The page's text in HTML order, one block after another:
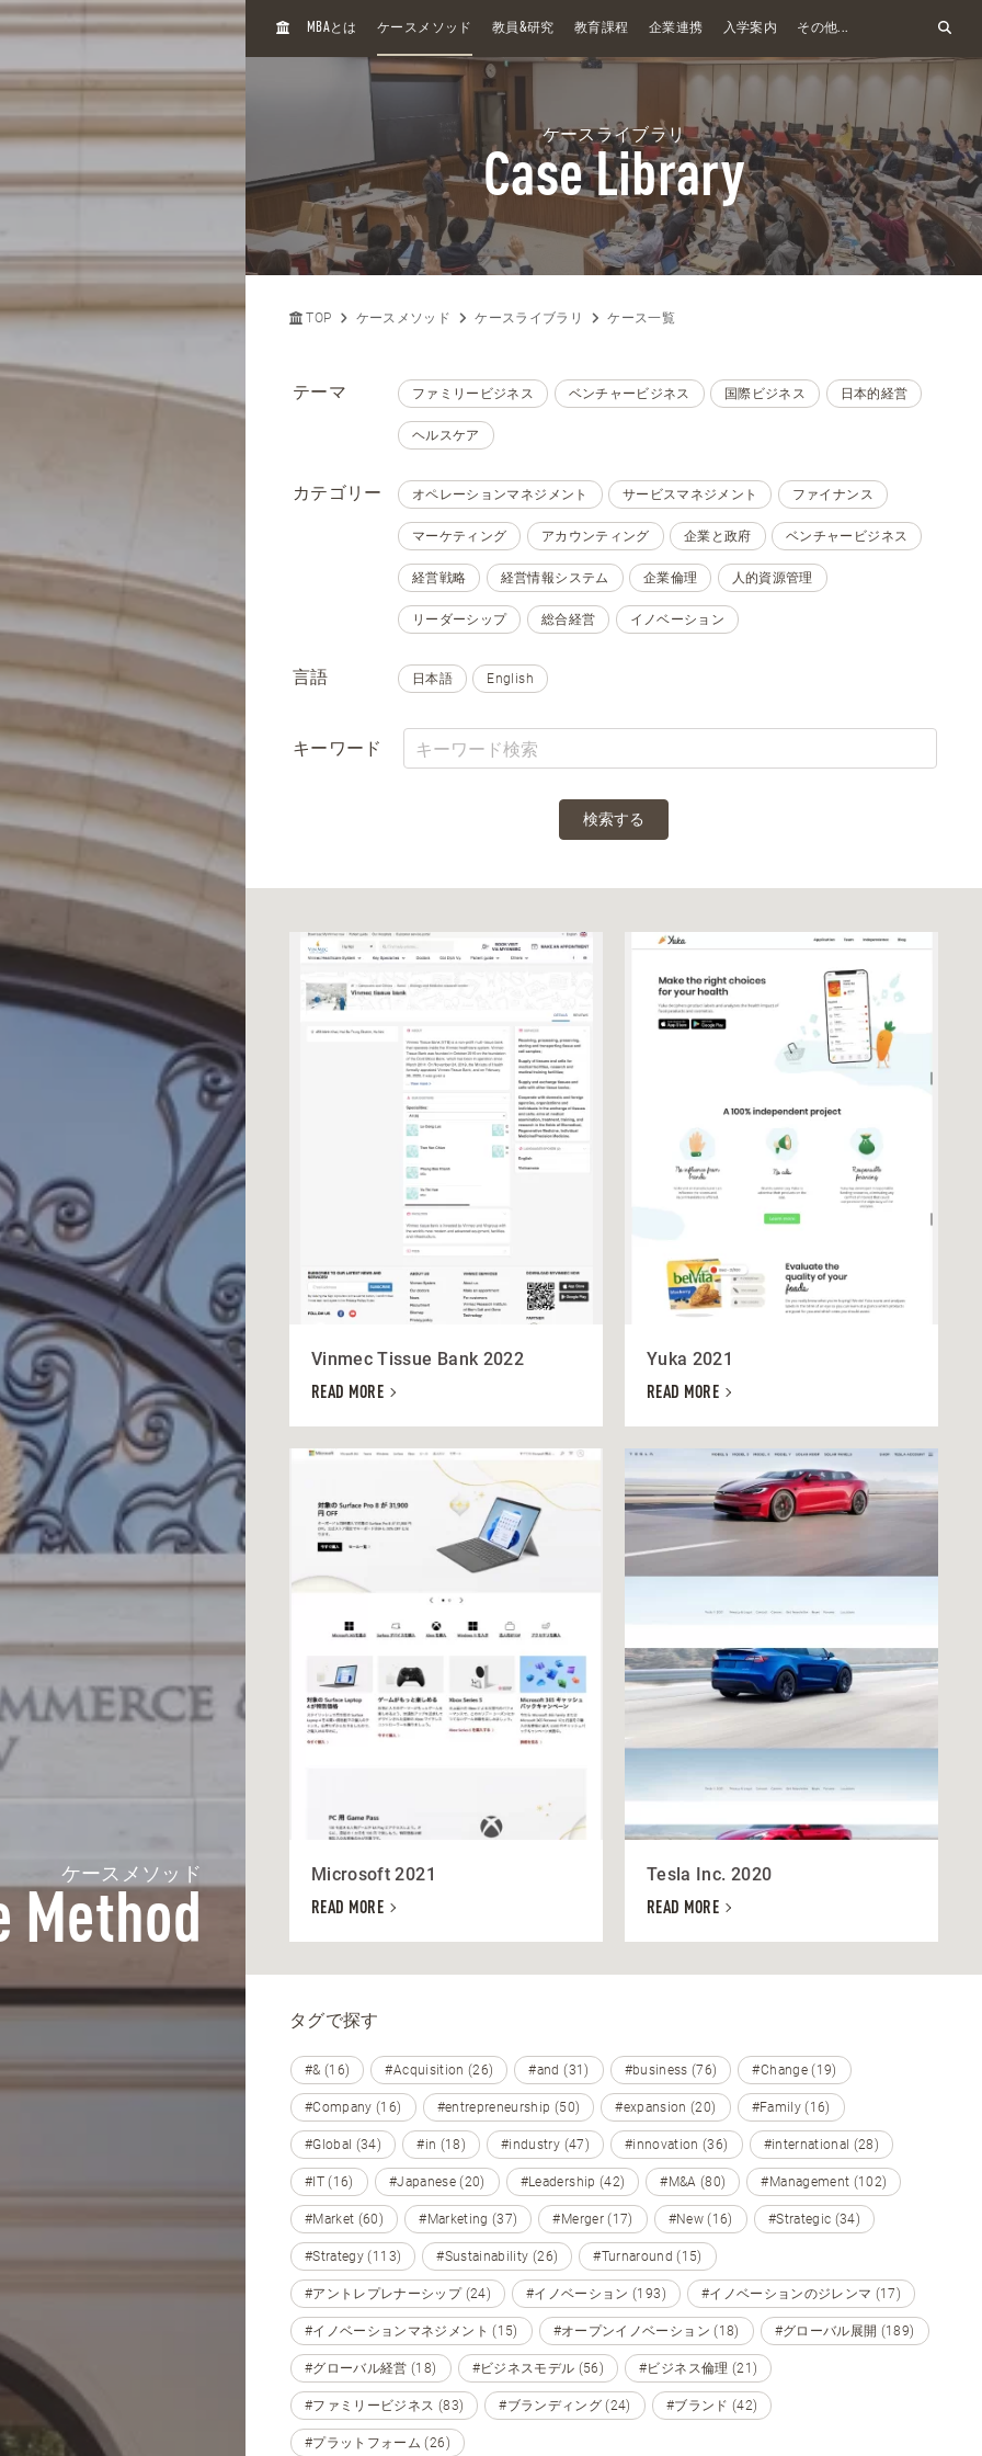
ケースメソッド
Method
H
MBAとは ケースメソッド 教員&研究 教育課程 企業連携 入学案内 その他...
ケースライブラリ
Case Library
TOP ケースメソッド ケースライブラリ ケース一覧
テーマ ファミリービジネス ベンチャービジネス 国際ビジネス 日本的経営
ヘルスケア
カテゴリー オペレーションマネジメント サービスマネジメント ファイナンス
マーケティング アカウンティング 企業と政府 ベンチャービジネス
経営戦略 経営情報システム 企業倫理 人的資源管理
リーダーシップ 総合経営 イノベーション
言語 日本語 English
キーワード
検索する
Vinmec Tissue Bank 2022
READ MORE
Yuka 2021
READ MORE
Microsoft 2021
READ MORE
Tesla Inc. 2020
READ MORE
タグで探す
#& (16) #Acquisition (26) #and (31) #business (76) #Change (19)
#Company (16) #entrepreneurship (50) #expansion (20) #Family (16)
#Global (34) #in (18) #industry (47) #innovation (36) #international (28)
#IT (16) #Japanese (20) #Leadership (42) #M&A (80) #Management (102)
#Market (60) #Marketing (37) #Merger (17) #New (16) #Strategic (34)
#Strategy (113) #Sustainability (26) #Turnaround (15)
#アントレプレナーシップ (24) #イノベーション (193) #イノベーションのジレンマ (17)
#イノベーションマネジメント (15) #オープンイノベーション (18) #グローバル展開 (189)
#グローバル経営 (18) #ビジネスモデル (56) #ビジネス倫理 (21)
#ファミリービジネス (83) #ブランディング (24) #ブランド (42)
#プラットフォーム (26)